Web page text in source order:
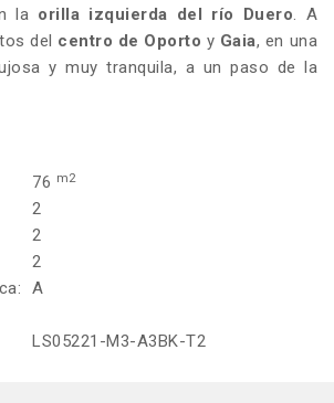
la orilla izquierda del río Duero. A
del centro de Oporto y Gaia, en una
y muy tranquila, a un paso de la
76 m2
2
2
2
A
LS05221-M3-A3BK-T2